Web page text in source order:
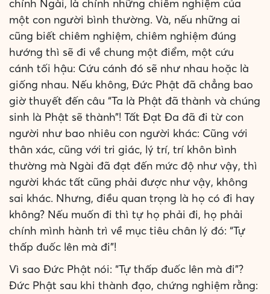
chính Ngài, là chính những chiêm nghiệm của
một con người bình thường. Và, nếu những ai
cũng biết chiêm nghiệm, chiêm nghiệm đúng
hướng thì sẽ đi về chung một điểm, một cứu
cánh tối hậu: Cứu cánh đó sẽ như nhau hoặc là
giống nhau. Nếu không, Đức Phật đã chẳng bao
giờ thuyết đến câu “Ta là Phật đã thành và chúng
sinh là Phật sẽ thành”! Tất Đạt Đa đã đi từ con
người như bao nhiêu con người khác: Cũng với
thân xác, cũng với tri giác, lý trí, trí khôn bình
thường mà Ngài đã đạt đến mức độ như vậy, thì
người khác tất cũng phải được như vậy, không
sai khác. Nhưng, điều quan trọng là họ có đi hay
không? Nếu muốn đi thì tự họ phải đi, họ phải
chính mình hành trì về mục tiêu chân lý đó: “Tự
thấp đuốc lên mà đi”!
Vì sao Đức Phật nói: “Tự thấp đuốc lên mà đi”?
Đức Phật sau khi thành đạo, chứng nghiệm rằng: